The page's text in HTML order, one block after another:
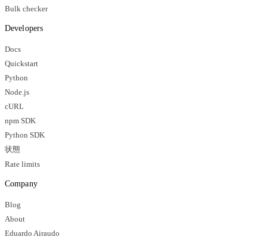
Bulk checker
Developers
Docs
Quickstart
Python
Node.js
cURL
npm SDK
Python SDK
状態
Rate limits
Company
Blog
About
Eduardo Airaudo